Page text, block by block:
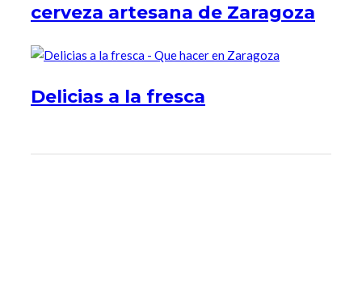
cerveza artesana de Zaragoza
Delicias a la fresca